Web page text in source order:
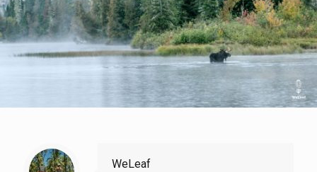
WeLeaf